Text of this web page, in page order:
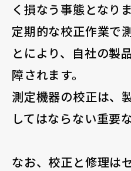
く損なう事態となりま
定期的な校正作業で
とにより、自社の製
障されます。
測定機器の校正は、
してはならない重要
なお、校正と修理は